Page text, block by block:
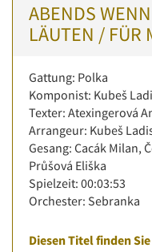
ABENDS
LÄUTEN / FÜR
Gattung: Polka
Komponist: Kubeš
Texter: Atexingerová
Arrangeur: Kubeš
Gesang: Cacák Milan,
Průšová Eliška
Spielzeit: 00:03:53
Orchester: Sebranka
Diesen Titel finden